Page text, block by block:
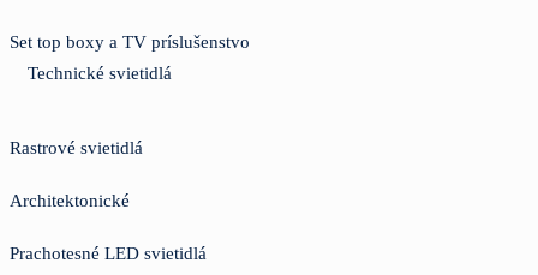
Set top boxy a TV príslušenstvo
Technické svietidlá
Rastrové svietidlá
Architektonické
Prachotesné LED svietidlá